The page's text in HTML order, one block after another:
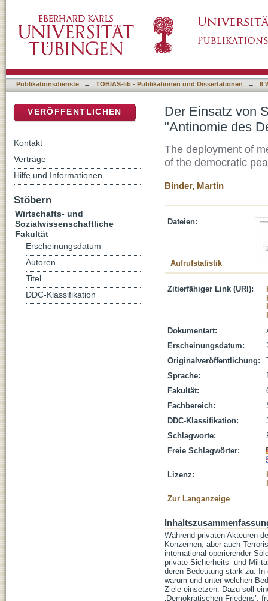
Demokratischen Friedens"?
Publikationsdienste → TOBIAS-lib - Publikationen und Dissertationen → 6
Der Einsatz von
"Antinomie des
The deployment of
of the democratic
Binder, Martin
Dateien:
Aufrufstatistik
Zitierfähiger Link (URI):
Dokumentart:
Erscheinungsdatum:
Originalveröffentlichung:
Sprache:
Fakultät:
Fachbereich:
DDC-Klassifikation:
Schlagworte:
Freie Schlagwörter:
Lizenz:
Zur Langanzeige
Während privaten Akteuren
Konzernen, aber auch
international operierender
private Sicherheits- und
deren Bedeutung stark zu. In
warum und unter welchen
Ziele einsetzen. Dazu soll
‚Demokratischen Friedens’,
VERÖFFENTLICHEN
Kontakt
Verträge
Hilfe und Informationen
Stöbern
Wirtschafts- und
Sozialwissenschaftliche
Fakultät
Erscheinungsdatum
Autoren
Titel
DDC-Klassifikation